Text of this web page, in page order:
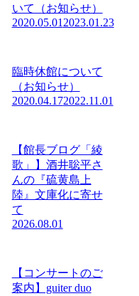
いて（お知らせ）
2020.05.01 2023.01.23
臨時休館について
（お知らせ）
2020.04.172022.11.01
【館長ブログ「綾
歌」】酒井聡平さ
んの『硫黄島上
陸』文庫化に寄せ
て
2026.08.01
【コンサートのご
案内】guiter duo